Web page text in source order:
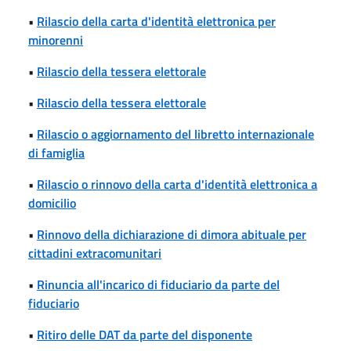
• Rilascio della carta d'identità elettronica per
minorenni
• Rilascio della tessera elettorale
• Rilascio della tessera elettorale
• Rilascio o aggiornamento del libretto internazionale
di famiglia
• Rilascio o rinnovo della carta d'identità elettronica a
domicilio
• Rinnovo della dichiarazione di dimora abituale per
cittadini extracomunitari
• Rinuncia all'incarico di fiduciario da parte del
fiduciario
• Ritiro delle DAT da parte del disponente